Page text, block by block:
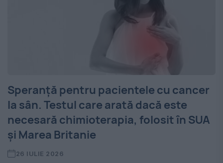
Speranță pentru pacientele cu cancer
la sân. Testul care arată dacă este
necesară chimioterapia, folosit în SUA
și Marea Britanie
26 IULIE 2026